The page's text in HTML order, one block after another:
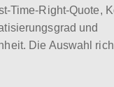
Time-Right-Quote,
und
Die Auswahl